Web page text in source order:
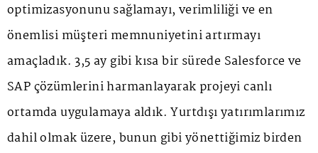
optimizasyonunu sağlamayı, verimliliği ve en
önemlisi müşteri memnuniyetini artırmayı
amaçladık. 3,5 ay gibi kısa bir sürede Salesforce ve
SAP çözümlerini harmanlayarak projeyi canlı
ortamda uygulamaya aldık. Yurtdışı yatırımlarımız
dahil olmak üzere, bunun gibi yönettiğimiz birden